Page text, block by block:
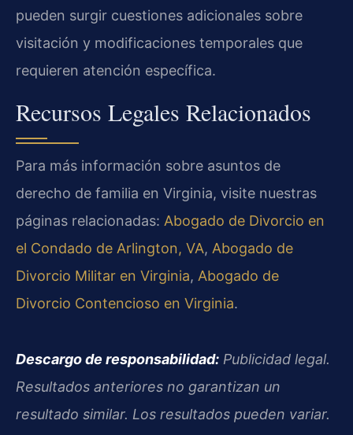
pueden surgir cuestiones adicionales sobre
visitación y modificaciones temporales que
requieren atención específica.
Recursos Legales Relacionados
Para más información sobre asuntos de
derecho de familia en Virginia, visite nuestras
páginas relacionadas: Abogado de Divorcio en
el Condado de Arlington, VA, Abogado de
Divorcio Militar en Virginia, Abogado de
Divorcio Contencioso en Virginia.
Descargo de responsabilidad: Publicidad legal.
Resultados anteriores no garantizan un
resultado similar. Los resultados pueden variar.